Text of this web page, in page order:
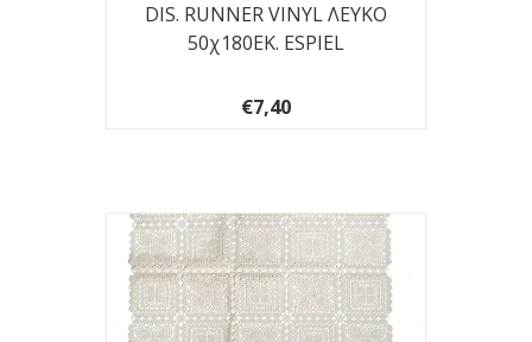
DIS. RUNNER VINYL ΛΕΥΚΟ
50χ180ΕΚ. ESPIEL
€7,40